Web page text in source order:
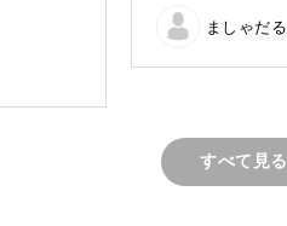
を学びながら、可愛いア
ていない方はそこで少し変
たのが
で作り
左 2回目 蛙屋
は初めてだった
た😭
2回目はコツが掴
ましゃだ
すべて見る